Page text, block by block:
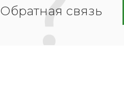
Обратная связь